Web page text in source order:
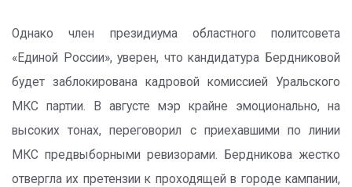
Однако член президиума областного политсовета
«Единой России», уверен, что кандидатура Бердниковой
будет заблокирована кадровой комиссией Уральского
МКС партии. В августе мэр крайне эмоционально, на
высоких тонах, переговорил с приехавшими по линии
МКС предвыборными ревизорами. Бердникова жестко
отвергла их претензии к проходящей в городе кампании,